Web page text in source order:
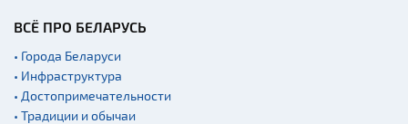
ВСЁ ПРО БЕЛАРУСЬ
• Города Беларуси
• Инфраструктура
• Достопримечательности
• Традиции и обычаи